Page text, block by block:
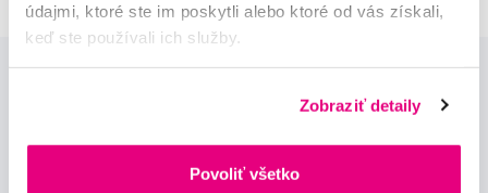
údajmi, ktoré ste im poskytli alebo ktoré od vás získali,
keď ste používali ich služby.
Zobraziť detaily
Povoliť všetko